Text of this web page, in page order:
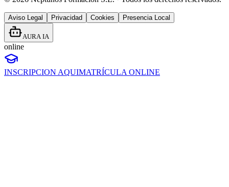
Aviso Legal Privacidad Cookies Presencia Local
AURA IA
online
INSCRIPCION AQUIMATRÍCULA ONLINE